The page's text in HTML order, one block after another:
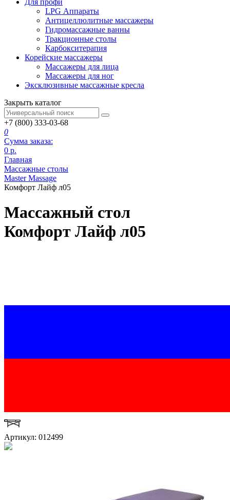
LPG Аппараты
Антицеллюлитные массажеры
Гидромассажные ванны
Тракционные столы
Карбокситерапия
Корейские массажеры
Массажеры для лица
Массажеры для ног
Эксклюзивные массажные кресла
Закрыть каталог
+7 (800) 333-03-68
0
Сумма заказа:
0 р.
Главная
Массажные столы
Master Massage
Комфорт Лайф л05
Массажный стол
Комфорт Лайф л05
Артикул: 012499